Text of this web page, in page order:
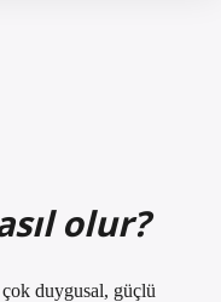
olur?
duygusal, güçlü